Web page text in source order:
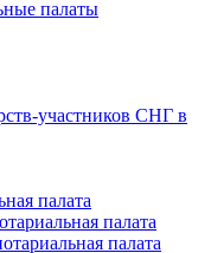
палаты
участников СНГ в
палата
палата
палата